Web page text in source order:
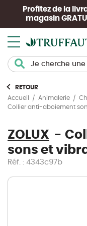
Profitez de la
magasin
RETOUR
Accueil
Animalerie
Collier anti-aboiement
ZOLUX
sons et
Réf. : 4343c97b